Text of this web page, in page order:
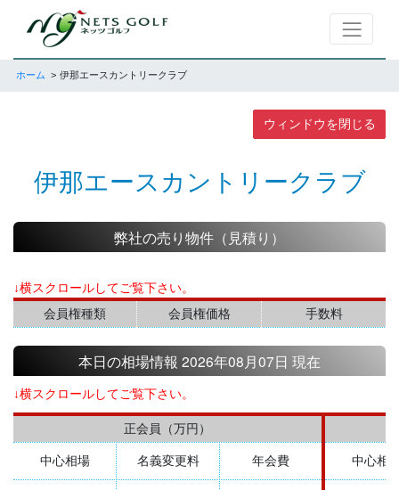
ホーム 伊那エースカントリークラブ
ウィンドウを閉じる
伊那エースカントリークラブ
弊社の売り物件（見積り）
↓横スクロールしてご覧下さい。
会員権種類
会員権価格 手数料
本日の相場情報 2026年08月07日 現在
↓横スクロールしてご覧下さい。
正会員（万円）
中心相場 名義変更料 年会費 中心相